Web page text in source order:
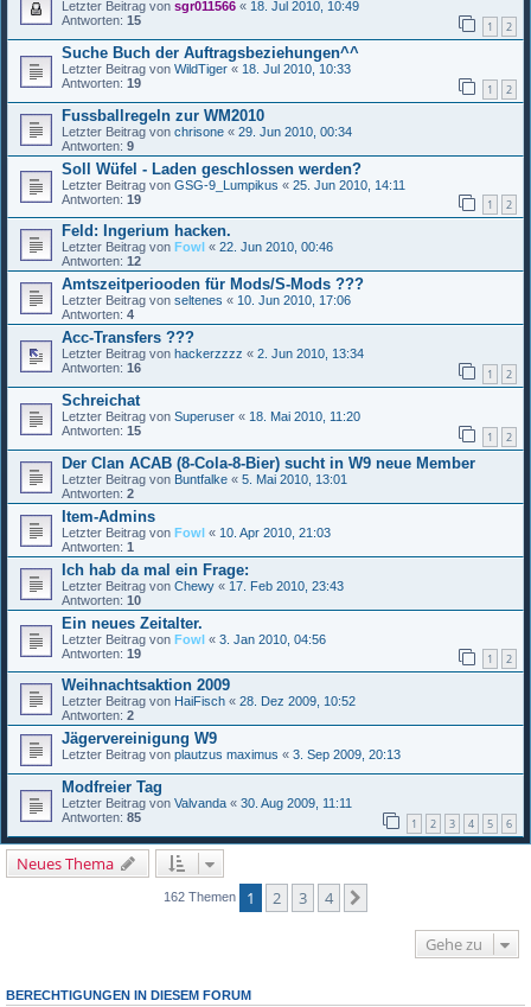
Letzter Beitrag von sgr011566 « 18. Jul 2010, 10:49
Antworten: 15 1 2
Suche Buch der Auftragsbeziehungen^^
Letzter Beitrag von WildTiger « 18. Jul 2010, 10:33
Antworten: 19 1 2
Fussballregeln zur WM2010
Letzter Beitrag von chrisone « 29. Jun 2010, 00:34
Antworten: 9
Soll Wüfel - Laden geschlossen werden?
Letzter Beitrag von GSG-9_Lumpikus « 25. Jun 2010, 14:11
Antworten: 19 1 2
Feld: Ingerium hacken.
Letzter Beitrag von Fowl « 22. Jun 2010, 00:46
Antworten: 12
Amtszeitperiooden für Mods/S-Mods ???
Letzter Beitrag von seltenes « 10. Jun 2010, 17:06
Antworten: 4
Acc-Transfers ???
Letzter Beitrag von hackerzzzz « 2. Jun 2010, 13:34
Antworten: 16 1 2
Schreichat
Letzter Beitrag von Superuser « 18. Mai 2010, 11:20
Antworten: 15 1 2
Der Clan ACAB (8-Cola-8-Bier) sucht in W9 neue Member
Letzter Beitrag von Buntfalke « 5. Mai 2010, 13:01
Antworten: 2
Item-Admins
Letzter Beitrag von Fowl « 10. Apr 2010, 21:03
Antworten: 1
Ich hab da mal ein Frage:
Letzter Beitrag von Chewy « 17. Feb 2010, 23:43
Antworten: 10
Ein neues Zeitalter.
Letzter Beitrag von Fowl « 3. Jan 2010, 04:56
Antworten: 19 1 2
Weihnachtsaktion 2009
Letzter Beitrag von HaiFisch « 28. Dez 2009, 10:52
Antworten: 2
Jägervereinigung W9
Letzter Beitrag von plautzus maximus « 3. Sep 2009, 20:13
Modfreier Tag
Letzter Beitrag von Valvanda « 30. Aug 2009, 11:11
Antworten: 85 1 2 3 4 5 6
Neues Thema
162 Themen 1 2 3 4
Gehe zu
BERECHTIGUNGEN IN DIESEM FORUM